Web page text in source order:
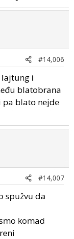
#14,006
lajtung i
blatobrana
pa blato nejde
#14,007
spužvu da
komad